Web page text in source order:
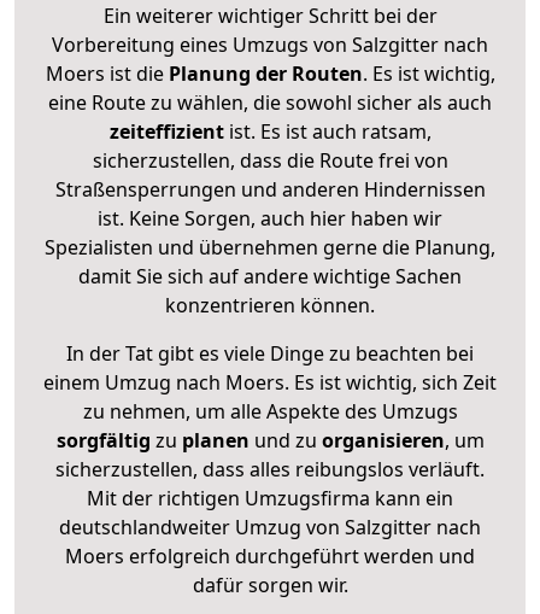
Ein weiterer wichtiger Schritt bei der
Vorbereitung eines Umzugs von Salzgitter nach
Moers ist diePlanung der Routen. Es ist wichtig,
eine Route zu wählen, die sowohl sicher als auch
zeiteffizientist. Es ist auch ratsam,
sicherzustellen, dass die Route frei von
Straßensperrungen und anderen Hindernissen
ist. Keine Sorgen, auch hier haben wir
Spezialisten und übernehmen gerne die Planung,
damit Sie sich auf andere wichtige Sachen
konzentrieren können.
In der Tat gibt es viele Dinge zu beachten bei
einem Umzug nach Moers. Es ist wichtig, sich Zeit
zu nehmen, um alle Aspekte des Umzugs
sorgfältig zu planen und zu organisieren, um
sicherzustellen, dass alles reibungslos verläuft.
Mit der richtigen Umzugsfirma kann ein
deutschlandweiter Umzug von Salzgitter nach
Moers erfolgreich durchgeführt werden und
dafür sorgen wir.